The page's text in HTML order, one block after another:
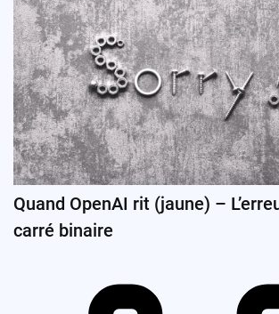
Quand OpenAI rit (jaune) –
carré binaire